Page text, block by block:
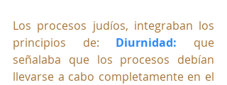
Los procesos judíos, integraban los
principios de: Diurnidad: que
señalaba que los procesos debían
llevarse a cabo completamente en el